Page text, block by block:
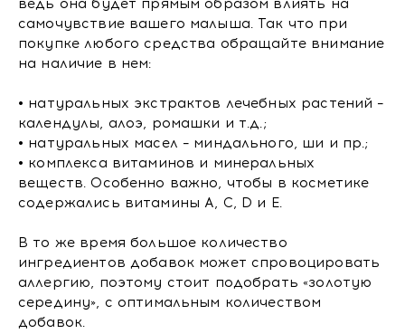
ведь она будет прямым образом влиять на
самочувствие вашего малыша. Так что при
покупке любого средства обращайте внимание
на наличие в нем:
• натуральных экстрактов лечебных растений –
календулы, алоэ, ромашки и т.д.;
• натуральных масел – миндального, ши и пр.;
• комплекса витаминов и минеральных
веществ. Особенно важно, чтобы в косметике
содержались витамины A, C, D и E.
В то же время большое количество
ингредиентов добавок может спровоцировать
аллергию, поэтому стоит подобрать «золотую
середину», с оптимальным количеством
добавок.